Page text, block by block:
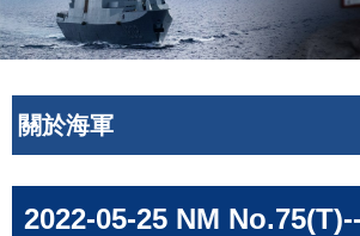
關於海軍
2022-05-25 NM